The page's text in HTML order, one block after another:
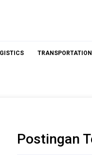
TRANSPORTATION
Postingan